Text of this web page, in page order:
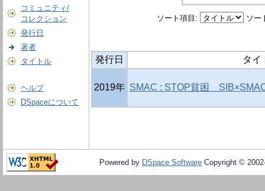
コミュニティ/
コレクション
発行日
著者
タイトル
ヘルプ
DSpaceについて
ソート項目: ソー
発行日 タイ
2019年 SMAC : STOP貧困
Powered by DSpace Software Copyright ©